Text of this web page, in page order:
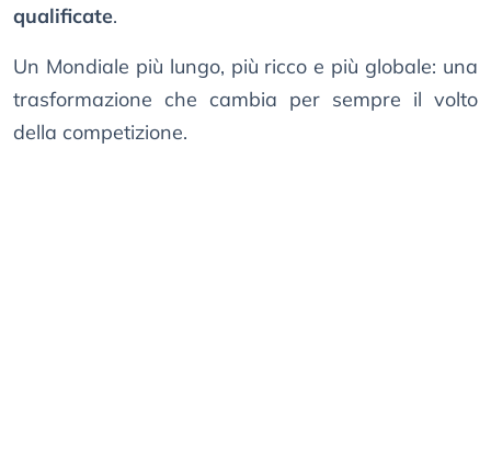
qualificate.
Un Mondiale più lungo, più ricco e più globale: una
trasformazione che cambia per sempre il volto
della competizione.